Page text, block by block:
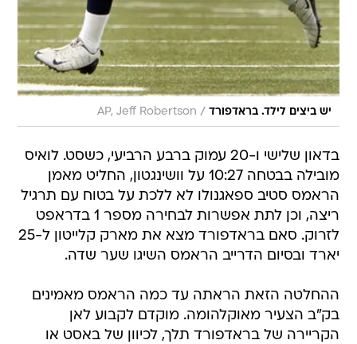
יש ביצים לילד. בראדפורד /
AP, Jeff Robertson
בדאון שלישי ו-20 עמוק ברבע הרביעי, כשסט. לואיס
מובילה בבטחה 10:27 על וושינגטון, החליט מאמן
הראמס סטיב ספאגנולו לא ללכת על בטוח עם תרגיל
ריצה, וכן לתת אפשרות לבחירה מספר 1 בדראפט
לזרוק. סאם בראדפורד מצא את מארק קלייטון ל-25
יארד ובסיום הדרייב הראמס השיגו שער שדה.
ההחלטה הזאת הראתה עד כמה הראמס מאמינים
בק"ב הצעיר מאוקלהומה. מוקדם לקבוע לאן
הקריירה של בראדפורד תלך, לכיוון של באסט או